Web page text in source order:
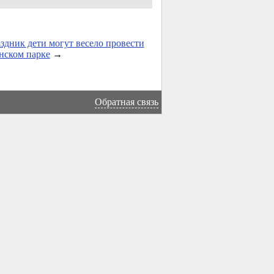
дети могут весело провести
парке→
Обратная связь